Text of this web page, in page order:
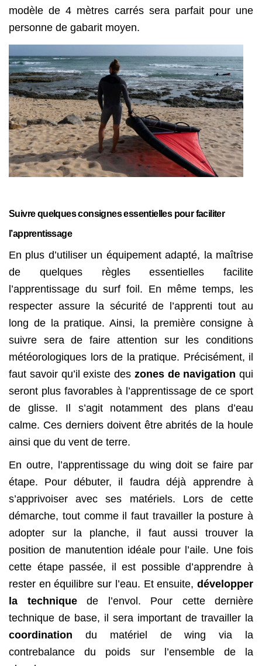
modèle de 4 mètres carrés sera parfait pour une
personne de gabarit moyen.
Suivre quelques consignes essentielles pour faciliter
l’apprentissage
En plus d’utiliser un équipement adapté, la maîtrise
de quelques règles essentielles facilite
l’apprentissage du surf foil. En même temps, les
respecter assure la sécurité de l’apprenti tout au
long de la pratique. Ainsi, la première consigne à
suivre sera de faire attention sur les conditions
météorologiques lors de la pratique. Précisément, il
faut savoir qu’il existe des zones de navigation qui
seront plus favorables à l’apprentissage de ce sport
de glisse. Il s’agit notamment des plans d’eau
calme. Ces derniers doivent être abrités de la houle
ainsi que du vent de terre.
En outre, l’apprentissage du wing doit se faire par
étape. Pour débuter, il faudra déjà apprendre à
s’apprivoiser avec ses matériels. Lors de cette
démarche, tout comme il faut travailler la posture à
adopter sur la planche, il faut aussi trouver la
position de manutention idéale pour l’aile. Une fois
cette étape passée, il est possible d’apprendre à
rester en équilibre sur l’eau. Et ensuite, développer
la technique de l’envol. Pour cette dernière
technique de base, il sera important de travailler la
coordination du matériel de wing via la
contrebalance du poids sur l’ensemble de la